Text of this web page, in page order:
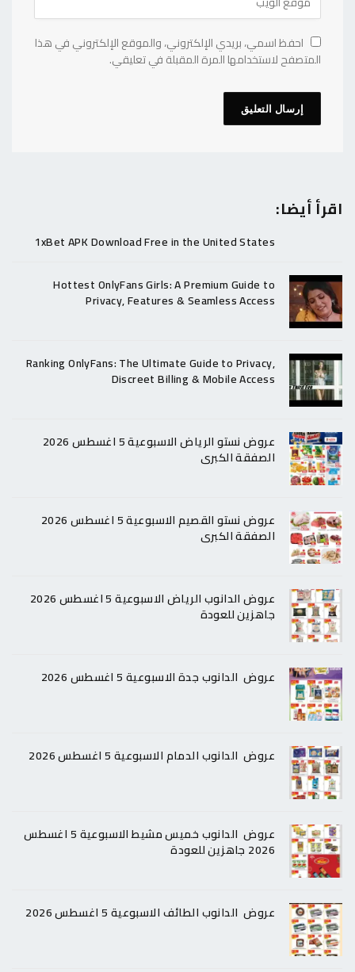
احفظ اسمي، بريدي الإلكتروني، والموقع الإلكتروني في هذا
المتصفح لاستخدامها المرة المقبلة في تعليقي.
اقرأ أيضا:
1xBet APK Download Free in the United States
Hottest OnlyFans Girls: A Premium Guide to
Privacy, Features & Seamless Access
Ranking OnlyFans: The Ultimate Guide to Privacy,
Discreet Billing & Mobile Access
عروض نستو الرياض الاسبوعية 5 اغسطس 2026
الصفقة الكبرى
عروض نستو القصيم الاسبوعية 5 اغسطس 2026
الصفقة الكبرى
عروض الدانوب الرياض الاسبوعية 5 اغسطس 2026
جاهزين للعودة
عروض الدانوب جدة الاسبوعية 5 اغسطس 2026
عروض الدانوب الدمام الاسبوعية 5 اغسطس 2026
عروض الدانوب خميس مشيط الاسبوعية 5 اغسطس
2026 جاهزين للعودة
عروض الدانوب الطائف الاسبوعية 5 اغسطس 2026